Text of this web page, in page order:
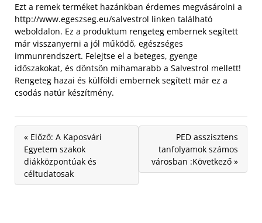
Ezt a remek terméket hazánkban érdemes megvásárolni a
http://www.egeszseg.eu/salvestrol linken található
weboldalon. Ez a produktum rengeteg embernek segített
már visszanyerni a jól működő, egészséges
immunrendszert. Felejtse el a beteges, gyenge
időszakokat, és döntsön mihamarabb a Salvestrol mellett!
Rengeteg hazai és külföldi embernek segített már ez a
csodás natúr készítmény.
« Előző: A Kaposvári
Egyetem szakok
diákközpontúak és
céltudatosak
PED asszisztens
tanfolyamok számos
városban :Következő »